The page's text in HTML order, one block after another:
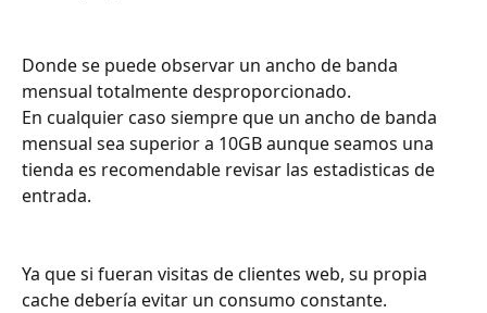
Donde se puede observar un ancho de banda
mensual totalmente desproporcionado.
En cualquier caso siempre que un ancho de banda
mensual sea superior a 10GB aunque seamos una
tienda es recomendable revisar las estadisticas de
entrada.
Ya que si fueran visitas de clientes web, su propia
cache debería evitar un consumo constante.